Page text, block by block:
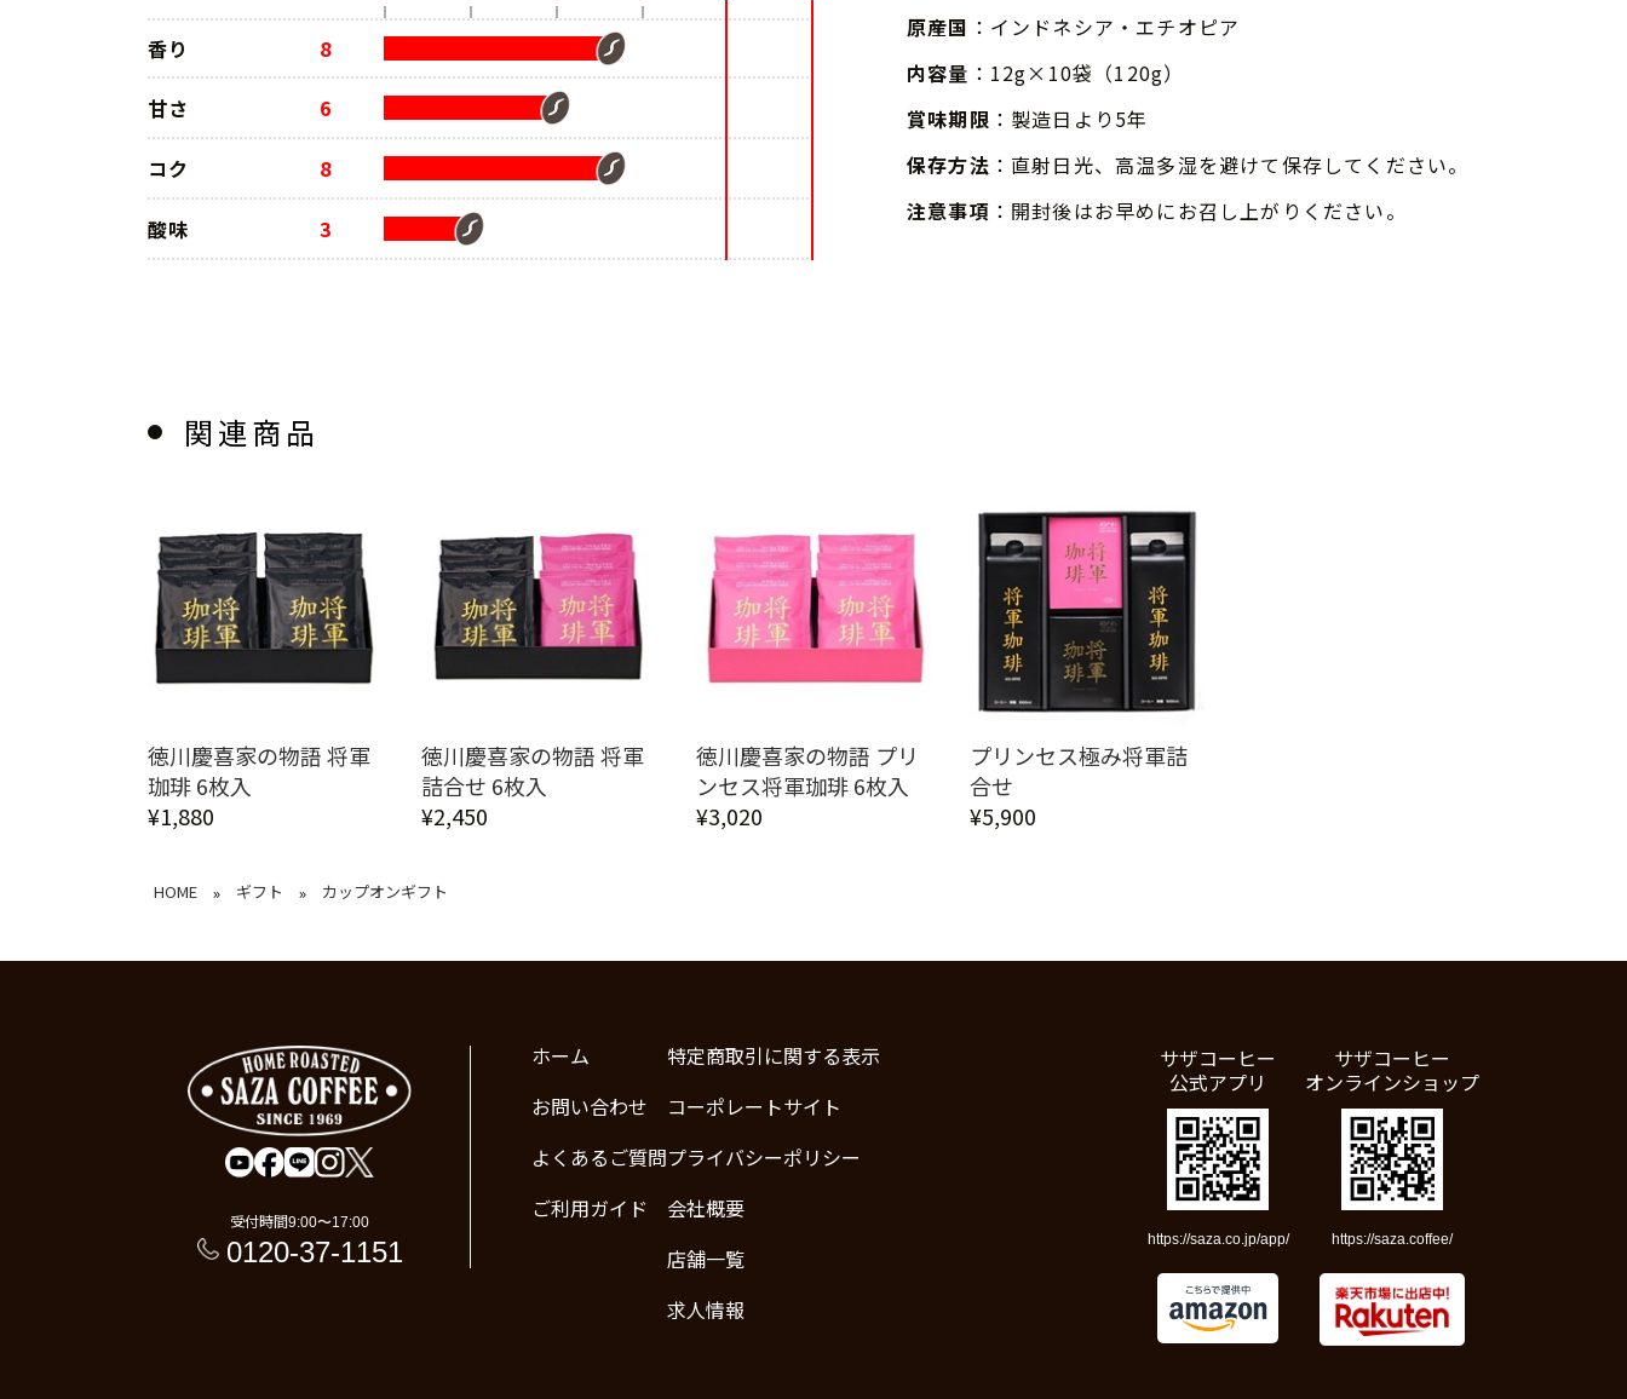
香り 8
甘さ 6
コク 8
酸味 3
原産国 ：インドネシア・エチオピア
内容量 ：12g×10袋（120g）
賞味期限 ：製造日より5年
保存方法 ：直射日光、高温多湿を避けて保存してください。
注意事項 ：開封後はお早めにお召し上がりください。
関連商品
徳川慶喜家の物語 将軍
珈琲 6枚入
¥1,880
徳川慶喜家の物語 将軍
詰合せ 6枚入
¥2,450
徳川慶喜家の物語 プリ
ンセス将軍珈琲 6枚入
¥3,020
プリンセス極み将軍詰
合せ
¥5,900
HOME » ギフト » カップオンギフト
受付時間9:00〜17:00
0120-37-1151
ホーム
お問い合わせ
よくあるご質問
ご利用ガイド
特定商取引に関する表示
コーポレートサイト
プライバシーポリシー
会社概要
店舗一覧
求人情報
サザコーヒー
公式アプリ
https://saza.co.jp/app/
サザコーヒー
オンラインショップ
https://saza.coffee/